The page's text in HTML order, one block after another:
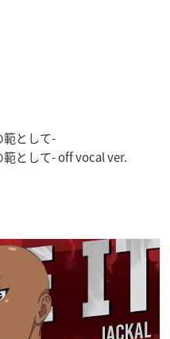
範として-
範として- off vocal ver.